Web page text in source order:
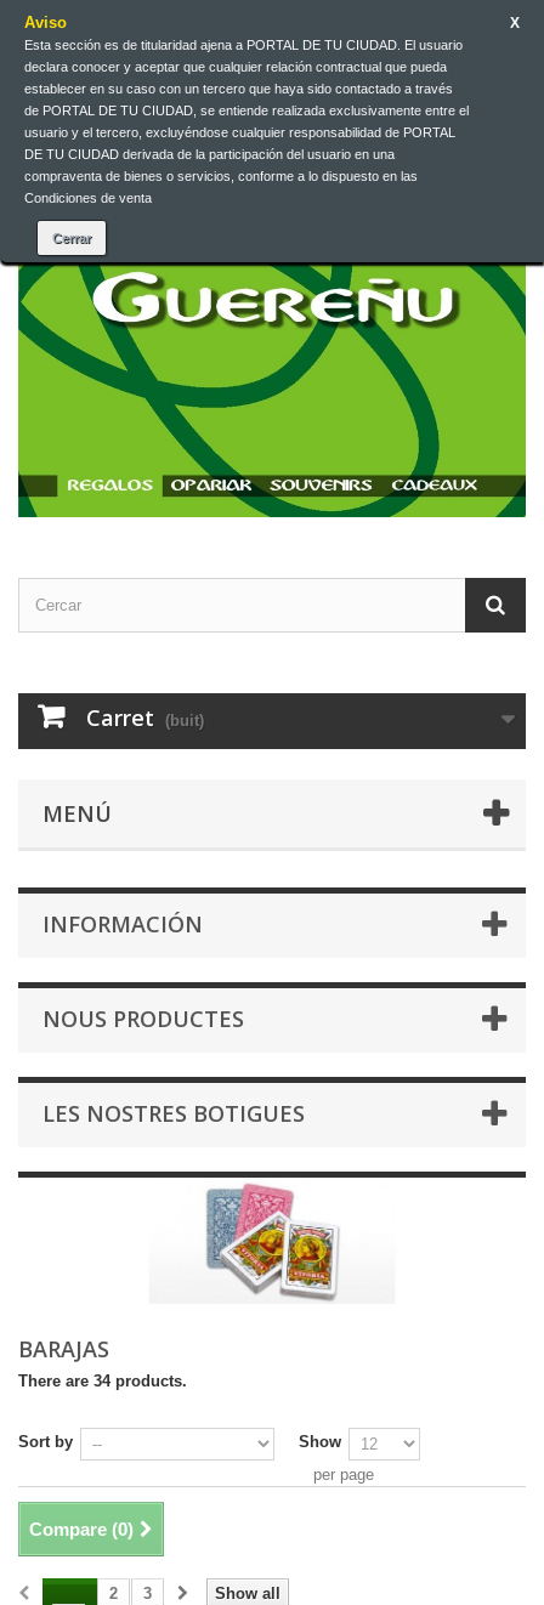
Aviso
Esta sección es de titularidad ajena a PORTAL DE TU CIUDAD. El usuario
declara conocer y aceptar que cualquier relación contractual que pueda
establecer en su caso con un tercero que haya sido contactado a través
de PORTAL DE TU CIUDAD, se entiende realizada exclusivamente entre el
usuario y el tercero, excluyéndose cualquier responsabilidad de PORTAL
DE TU CIUDAD derivada de la participación del usuario en una
compraventa de bienes o servicios, conforme a lo dispuesto en las
Condiciones de venta
X
EUR
Català
Contacteu-nos
Carret (buit)
MENÚ
INFORMACIÓN
NOUS PRODUCTES
LES NOSTRES BOTIGUES
BARAJAS
There are 34 products.
Sort by
Show
per page
Compare (0)
Show all
2 3